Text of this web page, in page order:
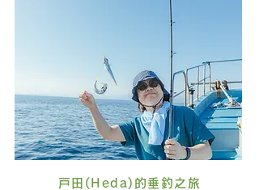
戸田(Heda)的垂釣之旅